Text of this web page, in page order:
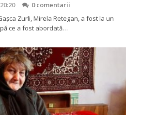
0 comentarii
Zurli, Mirela Retegan, a fost la un
ce a fost abordată…